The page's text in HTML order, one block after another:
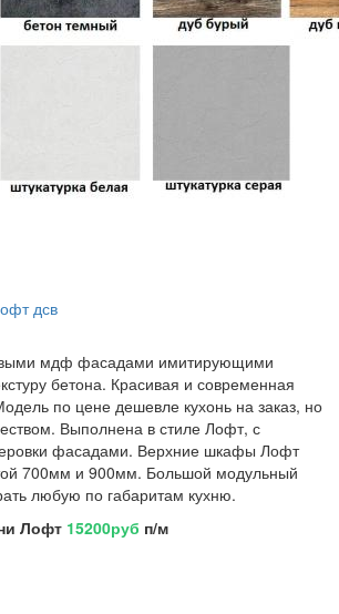
дсв
мдф фасадами имитирующими
бетона. Красивая и современная
по цене дешевле кухонь на заказ, но
Выполнена в стиле Лофт, с
фасадами. Верхние шкафы Лофт
700мм и 900мм. Большой модульный
любую по габаритам кухню.
Лофт 15200руб п/м